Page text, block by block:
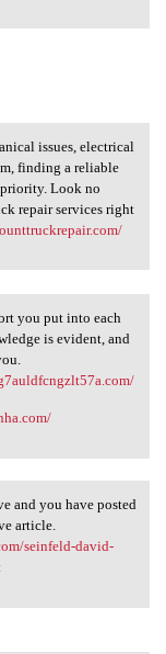
issues, electrical
finding a reliable
Look no
repair services right
you put into each
is evident, and
and you have posted
article.
seinfeld-david-